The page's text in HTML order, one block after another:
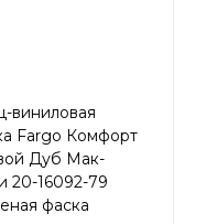
виниловая
Fargo Комфорт
Дуб Мак-
20-16092-79
фаска